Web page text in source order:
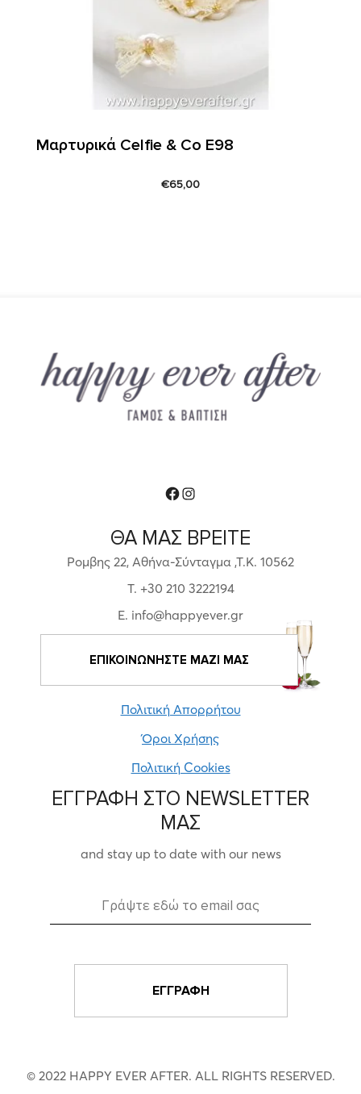
Μαρτυρικά Celfie & Co E98
€65,00
ΘΑ ΜΑΣ ΒΡΕΙΤΕ
Ρομβης 22, Αθήνα-Σύνταγμα ,Τ.Κ. 10562
T. +30 210 3222194
E. info@happyever.gr
ΕΠΙΚΟΙΝΩΝΗΣΤΕ ΜΑΖΙ ΜΑΣ
Πολιτική Απορρήτου
Όροι Χρήσης
Πολιτική Cookies
Facebook
Instagram
ΕΓΓΡΑΦΗ ΣΤΟ NEWSLETTER
ΜΑΣ
and stay up to date with our news
© 2022 HAPPY EVER AFTER. ALL RIGHTS RESERVED.